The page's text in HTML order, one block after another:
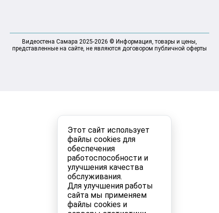
Этот сайт использует
файлы cookies для
обеспечения
работоспособности и
улучшения качества
обслуживания.
Для улучшения работы
сайта мы применяем
файлы cookies и
Видеостена Самара 2025-2026 © Информация, товары и цены,
представленные на сайте, не являются договором публичной оферты